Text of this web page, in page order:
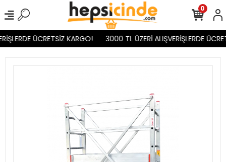
ÜCRETSİZ KARGO! 3000 TL ÜZERİ ALIŞVERİŞLERDE
0